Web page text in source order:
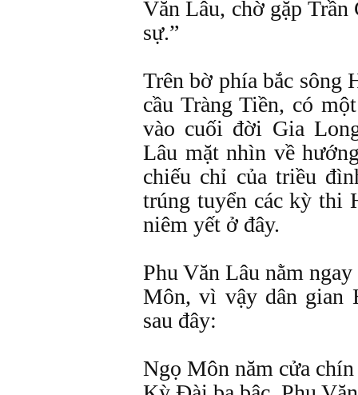
Văn Lâu, chờ gặp Trần
sự.”
Trên bờ phía bắc sông
cầu Tràng Tiền, có
vào cuối đời Gia
Lâu mặt nhìn về
chiếu chỉ của triều
trúng tuyển các kỳ thi
niêm yết ở đây.
Phu Văn Lâu nằm
Môn, vì vậy dân gian
sau đây:
Ngọ Môn năm cửa